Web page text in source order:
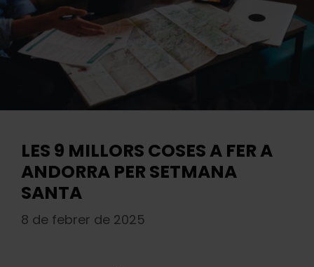
LES 9 MILLORS COSES A FER A
ANDORRA PER SETMANA
SANTA
8 de febrer de 2025